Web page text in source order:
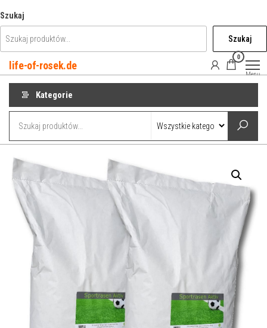
do
treści
Szukaj
Szukaj
life-of-rosek.de
0
Menu
Kategorie